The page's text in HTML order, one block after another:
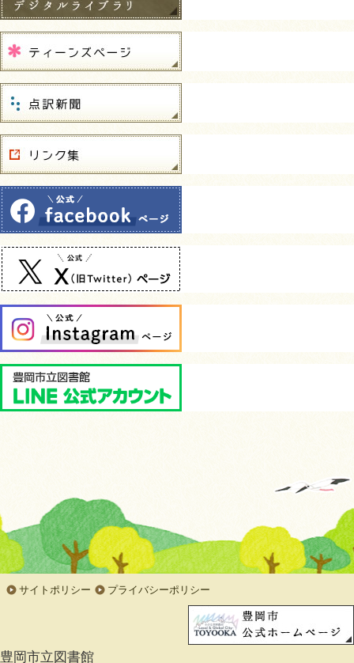
サイトポリシー プライバシーポリシー
豊岡市立図書館